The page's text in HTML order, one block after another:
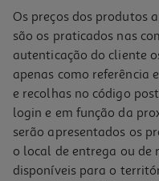
Os preços dos produtos
são os praticados nas
autenticação do cliente
apenas como referência
e recolhas no código
login e em função da
serão apresentados os
o local de entrega ou de
disponíveis para o